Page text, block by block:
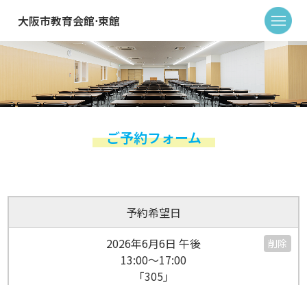
大阪市教育会館⋅東館
ご予約フォーム
予約希望日
2026年6月6日 午後
13:00～17:00
「305」
削除